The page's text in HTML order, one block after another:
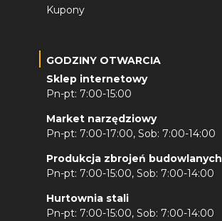
Kupony
GODZINY OTWARCIA
Sklep internetowy
Pn-pt: 7:00-15:00
Market narzędziowy
Pn-pt: 7:00-17:00, Sob: 7:00-14:00
Produkcja zbrojeń budowlanych
Pn-pt: 7:00-15:00, Sob: 7:00-14:00
Hurtownia stali
Pn-pt: 7:00-15:00, Sob: 7:00-14:00